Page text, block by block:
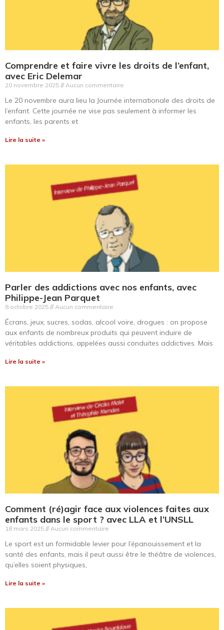
Comprendre et faire vivre les droits de l’enfant,
avec Eric Delemar
20 novembre 2025 Aucun commentaire
Le 20 novembre aura lieu la Journée internationale des droits de
l’enfant. Cette journée ne vise pas seulement à informer les
enfants, les parents et
Lire la suite »
Parler des addictions avec nos enfants, avec
Philippe-Jean Parquet
8 octobre 2025 Aucun commentaire
Écrans, jeux, sucres, sodas, alcool voire, drogues : on propose
aux enfants de nombreux produits qui peuvent induire de
véritables addictions, appelées aussi conduites addictives. Mais
Lire la suite »
Comment (ré)agir face aux violences faites aux
enfants dans le sport ? avec LLA et l’UNSLL
18 mars 2025 Aucun commentaire
Le sport est un formidable levier pour l’épanouissement et la
santé des enfants, mais il peut aussi être le théâtre de violences,
qu’elles soient physiques,
Lire la suite »